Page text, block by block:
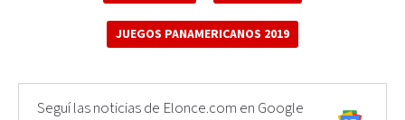
JUEGOS PANAMERICANOS 2019
Seguí las noticias de Elonce.com en Google